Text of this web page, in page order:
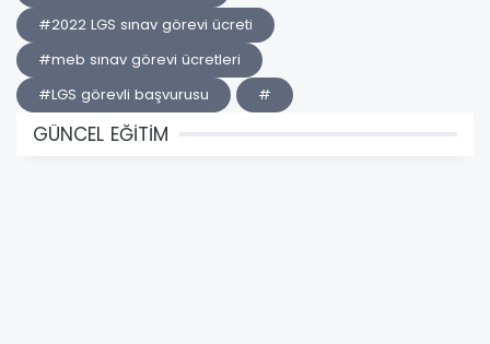
#2022 LGS sınav görevi ücreti
#meb sınav görevi ücretleri
#LGS görevli başvurusu
#
GÜNCEL EĞİTİM